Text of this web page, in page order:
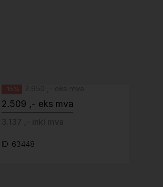
-15%
2.509 ,- eks mva
ID: 63448